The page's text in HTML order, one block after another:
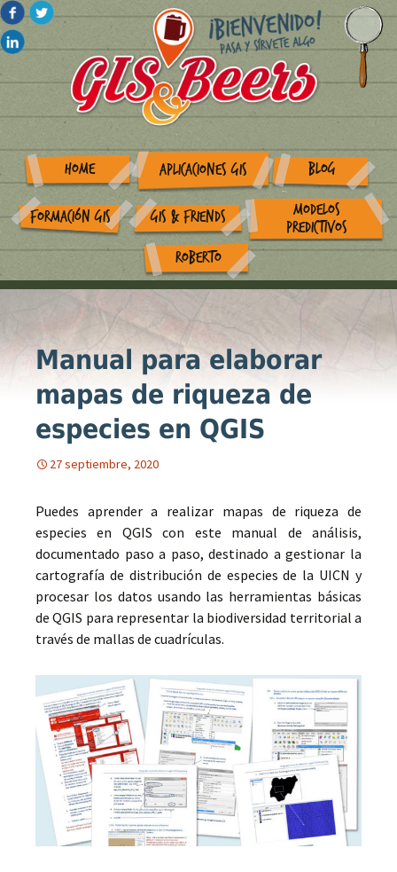
HOME APLICACIONES GIS BLOG
FORMACIÓN GIS GIS & FRIENDS
MODELOS
PREDICTIVOS
ROBERTO
Manual para elaborar
mapas de riqueza de
especies en QGIS
27 septiembre, 2020
Puedes aprender a realizar mapas de riqueza de
especies en QGIS con este manual de análisis,
documentado paso a paso, destinado a gestionar la
cartografía de distribución de especies de la UICN y
procesar los datos usando las herramientas básicas
de QGIS para representar la biodiversidad territorial a
través de mallas de cuadrículas.